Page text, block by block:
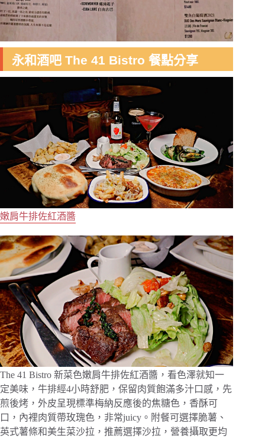
永和酒吧 The 41 Bistro 餐點分享
嫩肩牛排佐紅酒醬
The 41 Bistro 新菜色嫩肩牛排佐紅酒醬，看色澤就知一
定美味，牛排經4小時舒肥，保留肉質飽滿多汁口感，先
煎後烤，外皮呈現標準梅納反應後的焦糖色，香酥可
口，內裡肉質帶玫瑰色，非常juicy。附餐可選擇脆薯、
英式薯條和美生菜沙拉，推薦選擇沙拉，營養攝取更均